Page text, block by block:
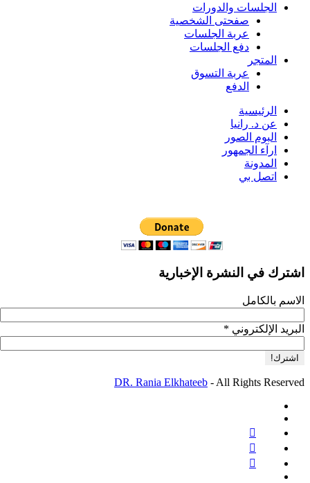
الجلسات والدورات
صفحتى الشخصية
عربة الجلسات
دفع الجلسات
المتجر
عربة التسوق
الدفع
الرئيسية
عن د. رانيا
البوم الصور
ارآء الجمهور
المدونة
اتصل بي
اشترك في النشرة الإخبارية
الاسم بالكامل
البريد الإلكتروني *
DR. Rania Elkhateeb - All Rights Reserved